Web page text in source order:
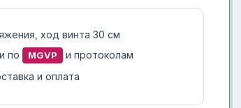
ход винта 30 см
по MGVP
и протоколам
и оплата